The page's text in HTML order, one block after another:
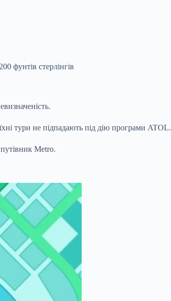
фунтів стерлінгів
тури не підпадають під дію програми ATOL.
Metro.